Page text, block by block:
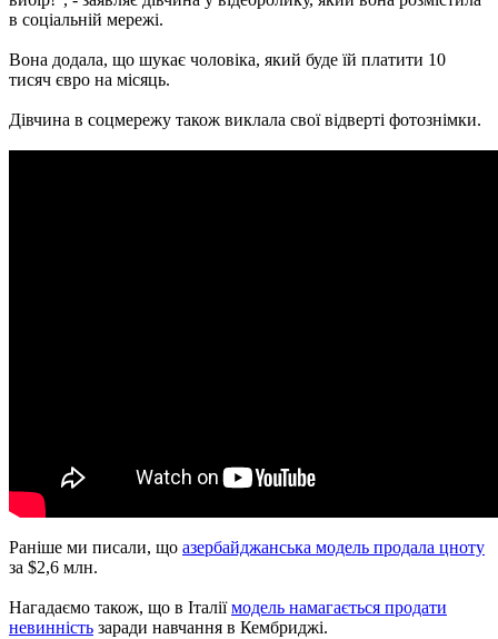
в соціальній мережі.
Вона додала, що шукає чоловіка, який буде їй платити 10
тисяч євро на місяць.
Дівчина в соцмережу також виклала свої відверті фотознімки.
Раніше ми писали, що азербайджанська модель продала цноту
за $2,6 млн.
Нагадаємо також, що в Італіїмодель намагається продати
невинність заради навчання в Кембриджі.